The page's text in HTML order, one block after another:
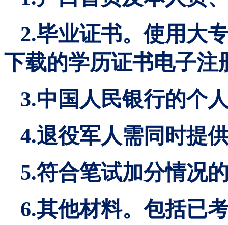
2.毕业证书。使用大
下载的学历证书电子注
3.中国人民银行的个
4.退役军人需同时提
5.符合笔试加分情况
6.其他材料。包括已